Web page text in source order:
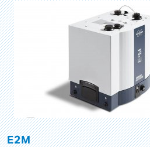
E2M